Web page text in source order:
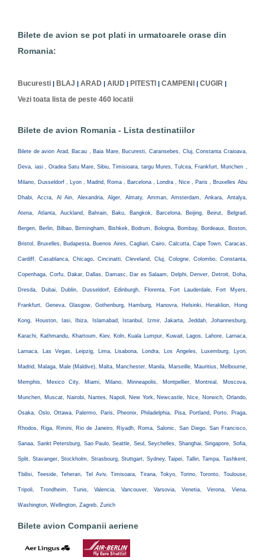
Bilete de avion se pot plati in urmatoarele orase din
Romania:
Bucuresti BLAJ |ARAD |AIUD PITESTI |CAMPENI |CUGIR
Vezi toata lista de peste 460 locatii
Bilete de avion Romania - Lista destinatiilor
Bilete de avion Arad, Bacau , Baia Mare, Bucuresti, Caransebes, Cluj, Constanta Craioava,
Deva, iasi , Oradea Satu Mare, Sibiu, Timisioara, targu Mures, Tulcea, Frankfurt, Munchen ,
Milano, Dusseldorf , Lyon , Madrid, Roma , Barcelona , Londra , Nice , Paris , Bruxelles Abu
Dhabi, Accra, Al Ain, Alexandria, Alger, Almaty, Amman, Amsterdam, Ankara, Antalya,
Atena, Atlanta, Auckland, Bahrain, Baku, Bangkok, Barcelona, Beijing, Beirut, Belgrad,
Bergen, Berlin, Bilbao, Birmingham, Bishkek, Bodrum, Bologna, Bombay, Bordeaux, Boston,
Bristol, Bruxelles, Budapesta, Buenos Aires, Cagliari, Cairo, Calcutta, Cape Town, Caracas,
Cardiff, Casablanca, Chicago, Cincinatti, Cleveland, Cluj, Cologne, Colombo, Constanta,
Copenhaga, Corfu, Dakar, Dallas, Damasc, Dar es Salaam, Delphi, Denver, Detroit, Doha,
Dresda, Dubai, Dublin, Dusseldorf, Edinburgh, Florenta, Fort Lauderdale, Fort Myers,
Frankfurt, Geneva, Glasgow, Gothenburg, Hamburg, Hanovra, Helsinki, Heraklion, Hong
Kong, Houston, Iasi, Ibiza, Islamabad, Istanbul, Izmir, Jakarta, Jeddah, Johannesburg,
Karachi, Kathmandu, Khartoum, Kiev, Koln, Kuala Lumpur, Kuwait, Lagos, Lahore, Larnaca,
Larnaca, Las Vegas, Leipzig, Lima, Lisabona, Londra, Los Angeles, Luxemburg, Lyon,
Madrid, Malaga, Male (Maldive), Malta, Manchester, Manila, Marseille, Mauritius, Melbourne,
Memphis, Mexico City, Miami, Milano, Minneapolis, Montpellier, Montreal, Moscova,
Munchen, Muscat, Nairobi, Nantes, Napoli, New York, Newcastle, Nice, Norwich, Orlando,
Osaka, Oslo, Ottawa, Palermo, Paris, Pheonix, Philadelphia, Pisa, Portland, Porto, Praga,
Rhodos, Riga, Rimini, Rio de Janeiro, Riyadh, Roma, Salonic, San Diego, San Francisco,
Sanaa, Sankt Petersburg, Sao Paulo, Seattle, Seul, Seychelles, Shanghai, Singapore, Sofia,
Split, Stavanger, Stockholm, Strasbourg, Stuttgart, Sydney, Taipei, Tallin, Tampa, Tashkent,
Tbilisi, Teeside, Teheran, Tel Aviv, Timisoara, Tirana, Tokyo, Torino, Toronto, Toulouse,
Tripoli, Trondheim, Tunis, Valencia, Vancouver, Varsovia, Venetia, Verona, Viena,
Washington, Wellington, Zagreb, Zurich
Bilete avion Companii aeriene